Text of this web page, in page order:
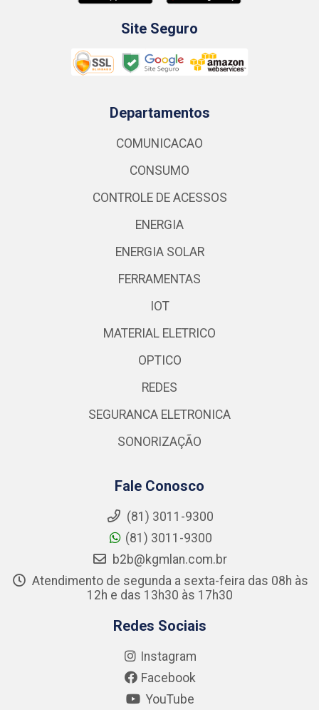
Site Seguro
Departamentos
COMUNICACAO
CONSUMO
CONTROLE DE ACESSOS
ENERGIA
ENERGIA SOLAR
FERRAMENTAS
IOT
MATERIAL ELETRICO
OPTICO
REDES
SEGURANCA ELETRONICA
SONORIZAÇÃO
Fale Conosco
(81) 3011-9300
(81) 3011-9300
b2b@kgmlan.com.br
Atendimento de segunda a sexta-feira das 08h às
12h e das 13h30 às 17h30
Redes Sociais
Instagram
Facebook
YouTube